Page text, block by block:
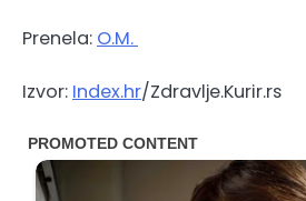
Prenela: O.M.
Izvor: Index.hr/Zdravlje.Kurir.rs